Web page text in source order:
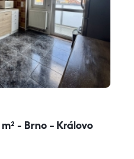
- Brno - Královo